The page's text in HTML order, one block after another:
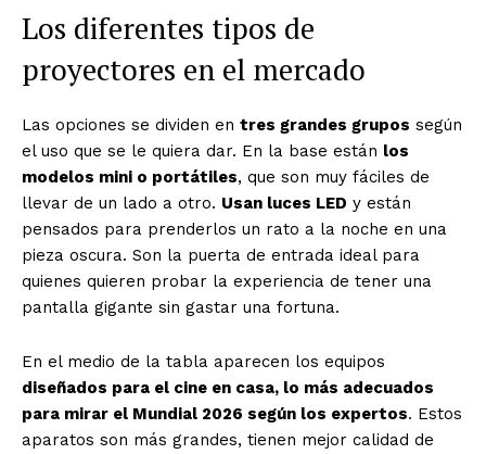
Los diferentes tipos de
proyectores en el mercado
Las opciones se dividen en tres grandes grupos según
el uso que se le quiera dar. En la base están los
modelos mini o portátiles, que son muy fáciles de
llevar de un lado a otro. Usan luces LED y están
pensados para prenderlos un rato a la noche en una
pieza oscura. Son la puerta de entrada ideal para
quienes quieren probar la experiencia de tener una
pantalla gigante sin gastar una fortuna.
En el medio de la tabla aparecen los equipos
diseñados para el cine en casa, lo más adecuados
para mirar el Mundial 2026 según los expertos. Estos
aparatos son más grandes, tienen mejor calidad de